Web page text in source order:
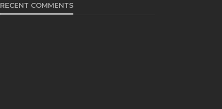
RECENT COMMENTS